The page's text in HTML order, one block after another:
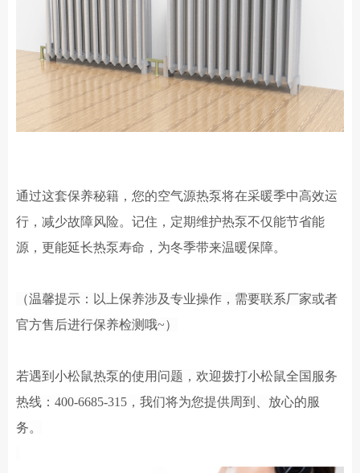
通过这套保养秘籍，您的空气源热泵将在采暖季中高效运
行，减少故障风险。记住，定期维护热泵不仅能节省能
源，更能延长热泵寿命，为冬季带来温暖保障。
（温馨提示：以上保养涉及专业操作，需要联系厂家或者
官方售后进行保养检测哦~）
若遇到小松鼠热泵的使用问题，欢迎拨打小松鼠全国服务
热线： 400-6685-315，我们将为您提供周到、放心的服
务。